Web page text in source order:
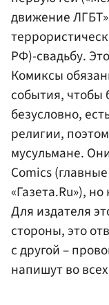
движение
РФ)-свадьбу.
Комиксы
события,
безусловно,
религии,
мусульмане.
Comics
«Газета.Ru»),
Для издателя
стороны, это
с другой –
напишут во